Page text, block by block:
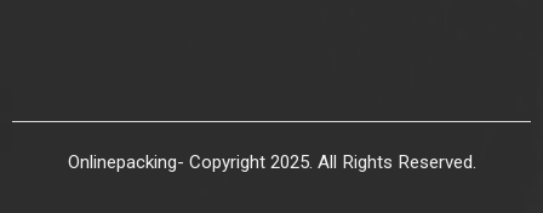
Onlinepacking- Copyright 2025. All Rights Reserved.